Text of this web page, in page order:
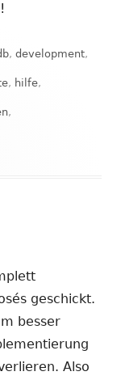
, development,
, hilfe,
,
geschickt.
besser
Also